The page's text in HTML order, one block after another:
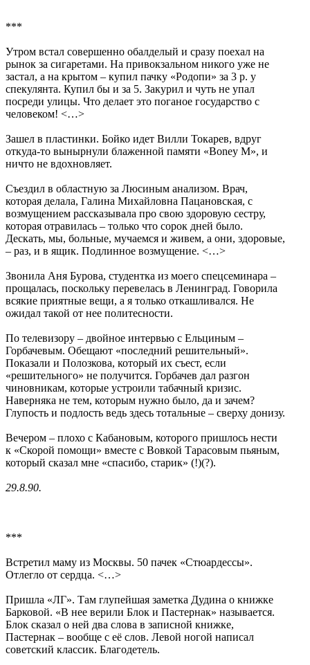
***
Утром встал совершенно обалделый и сразу поехал на
рынок за сигаретами. На привокзальном никого уже не
застал, а на крытом – купил пачку «Родопи» за 3 р. у
спекулянта. Купил бы и за 5. Закурил и чуть не упал
посреди улицы. Что делает это поганое государство с
человеком! <…>
Зашел в пластинки. Бойко идет Вилли Токарев, вдруг
откуда-то вынырнули блаженной памяти «Boney M», и
ничто не вдохновляет.
Съездил в областную за Люсиным анализом. Врач,
которая делала, Галина Михайловна Пацановская, с
возмущением рассказывала про свою здоровую сестру,
которая отравилась – только что сорок дней было.
Дескать, мы, больные, мучаемся и живем, а они, здоровые,
– раз, и в ящик. Подлинное возмущение. <…>
Звонила Аня Бурова, студентка из моего спецсеминара –
прощалась, поскольку перевелась в Ленинград. Говорила
всякие приятные вещи, а я только откашливался. Не
ожидал такой от нее политесности.
По телевизору – двойное интервью с Ельциным –
Горбачевым. Обещают «последний решительный».
Показали и Полозкова, который их съест, если
«решительного» не получится. Горбачев дал разгон
чиновникам, которые устроили табачный кризис.
Наверняка не тем, которым нужно было, да и зачем?
Глупость и подлость ведь здесь тотальные – сверху донизу.
Вечером – плохо с Кабановым, которого пришлось нести
к «Скорой помощи» вместе с Вовкой Тарасовым пьяным,
который сказал мне «спасибо, старик» (!)(?).
29.8.90.
***
Встретил маму из Москвы. 50 пачек «Стюардессы».
Отлегло от сердца. <…>
Пришла «ЛГ». Там глупейшая заметка Дудина о книжке
Барковой. «В нее верили Блок и Пастернак» называется.
Блок сказал о ней два слова в записной книжке,
Пастернак – вообще с её слов. Левой ногой написал
советский классик. Благодетель.